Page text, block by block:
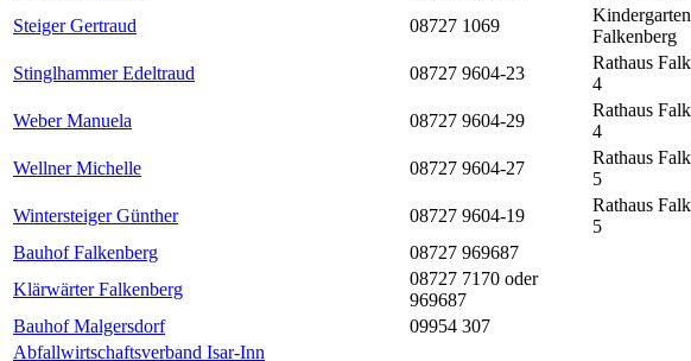
Steiger Gertraud
08727 1069
Kindergarten
Falkenberg
Stinglhammer Edeltraud 08727 9604-23
Rathaus
4
Weber Manuela
08727 9604-29
Rathaus
4
Wellner Michelle 08727 9604-27
Rathaus
5
Wintersteiger Günther 08727 9604-19
Rathaus
5
Bauhof Falkenberg
08727 969687
Klärwärter Falkenberg
08727 7170 oder
969687
Bauhof Malgersdorf
09954 307
Abfallwirtschaftsverband Isar-Inn